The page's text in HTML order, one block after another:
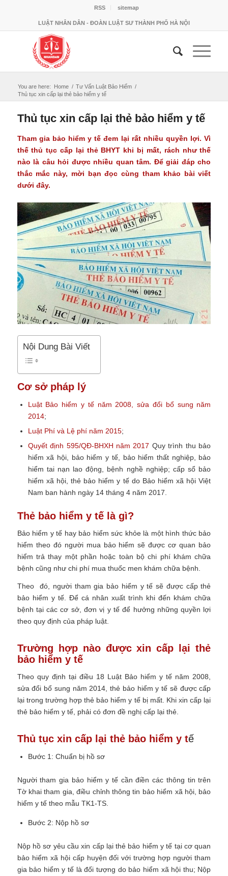
RSS sitemap
LUẬT NHÂN DÂN - ĐOÀN LUẬT SƯ THÀNH PHỐ HÀ NỘI
You are here: Home / Tư Vấn Luật Bảo Hiểm /
Thủ tục xin cấp lại thẻ bảo hiểm y tế
Thủ tục xin cấp lại thẻ bảo hiểm y tế
Tham gia bảo hiểm y tế đem lại rất nhiều quyền lợi. Vì
thế thủ tục cấp lại thẻ BHYT khi bị mất, rách như thế
nào là câu hỏi được nhiều quan tâm. Để giải đáp cho
thắc mắc này, mời bạn đọc cùng tham khảo bài viết
dưới đây.
Nội Dung Bài Viết
Cơ sở pháp lý
Luật Bảo hiểm y tế năm 2008, sửa đổi bổ sung năm
2014;
Luật Phí và Lệ phí năm 2015;
Quyết định 595/QĐ-BHXH năm 2017 Quy trình thu bảo
hiểm xã hội, bảo hiểm y tế, bảo hiểm thất nghiệp, bảo
hiểm tai nạn lao động, bệnh nghề nghiệp; cấp sổ bảo
hiểm xã hội, thẻ bảo hiểm y tế do Bảo hiểm xã hội Việt
Nam ban hành ngày 14 tháng 4 năm 2017.
Thẻ bảo hiểm y tế là gì?
Bảo hiểm y tế hay bảo hiểm sức khỏe là một hình thức bảo
hiểm theo đó người mua bảo hiểm sẽ được cơ quan bảo
hiểm trả thay một phần hoặc toàn bộ chi phí khám chữa
bệnh cũng như chi phí mua thuốc men khám chữa bệnh.
Theo đó, người tham gia bảo hiểm y tế sẽ được cấp thẻ
bảo hiểm y tế. Để cá nhân xuất trình khi đến khám chữa
bệnh tại các cơ sở, đơn vị y tế để hưởng những quyền lợi
theo quy định của pháp luật.
Trường hợp nào được xin cấp lại thẻ
bảo hiểm y tế
Theo quy định tại điều 18 Luật Bảo hiểm y tế năm 2008,
sửa đổi bổ sung năm 2014, thẻ bảo hiểm y tế sẽ được cấp
lại trong trường hợpthẻ bảo hiểm y tế bị mất. Khi xin cấp lại
thẻ bảo hiểm y tế, phải có đơn đề nghị cấp lại thẻ.
Thủ tục xin cấp lại thẻ bảo hiểm y tế
Bước 1: Chuẩn bị hồ sơ
Người tham gia bảo hiểm y tế cần điền các thông tin trên
Tờ khai tham gia, điều chỉnh thông tin bảo hiểm xã hội, bảo
hiểm y tế theo mẫu TK1-TS.
Bước 2: Nộp hồ sơ
Nộp hồ sơ yêu cầu xin cấp lại thẻ bảo hiểm y tế tại cơ quan
bảo hiểm xã hội cấp huyện đối với trường hợp người tham
gia bảo hiểm y tế là đối tượng do bảo hiểm xã hội thu; Nộp